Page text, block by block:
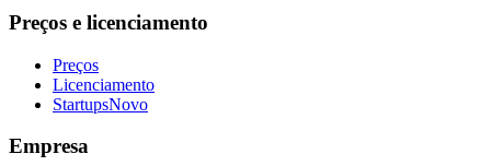
Preços e licenciamento
Preços
Licenciamento
StartupsNovo
Empresa